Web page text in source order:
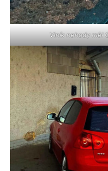
Viník nehody měl